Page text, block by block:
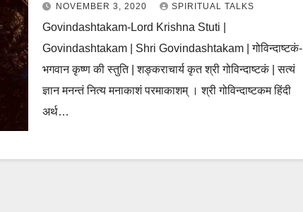
NOVEMBER 3, 2020 SPIRITUAL TALKS
Govindashtakam-Lord Krishna Stuti |
Govindashtakam | Shri Govindashtakam | गोविन्दाष्टकं-
भगवान कृष्ण की स्तुति | शङ्कराचार्य कृत श्री गोविन्दाष्टकं | सत्यं
ज्ञान मनन्तं नित्य मनाकाशं परमाकाशम् । श्री गोविन्दाष्टकम हिंदी
अर्थ…